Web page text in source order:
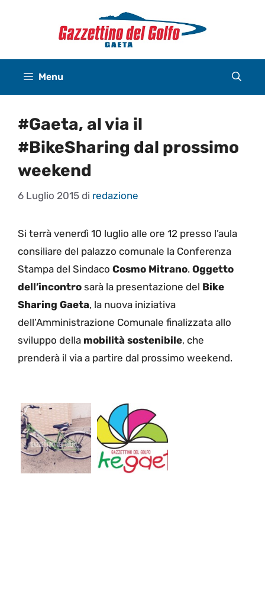
Menu
#Gaeta, al via il
#BikeSharing dal prossimo
weekend
6 Luglio 2015 di redazione
Si terrà venerdì 10 luglio alle ore 12 presso l’aula
consiliare del palazzo comunale la Conferenza
Stampa del Sindaco Cosmo Mitrano. Oggetto
dell’incontro sarà la presentazione del Bike
Sharing Gaeta, la nuova iniziativa
dell’Amministrazione Comunale finalizzata allo
sviluppo della mobilità sostenibile, che
prenderà il via a partire dal prossimo weekend.